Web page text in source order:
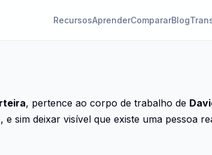
RecursosAprenderCompararBlog
, pertence ao corpo de trabalho de
sim deixar visível que existe uma pessoa